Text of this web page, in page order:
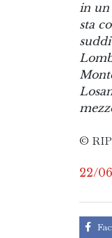
in un
sta
©
22/